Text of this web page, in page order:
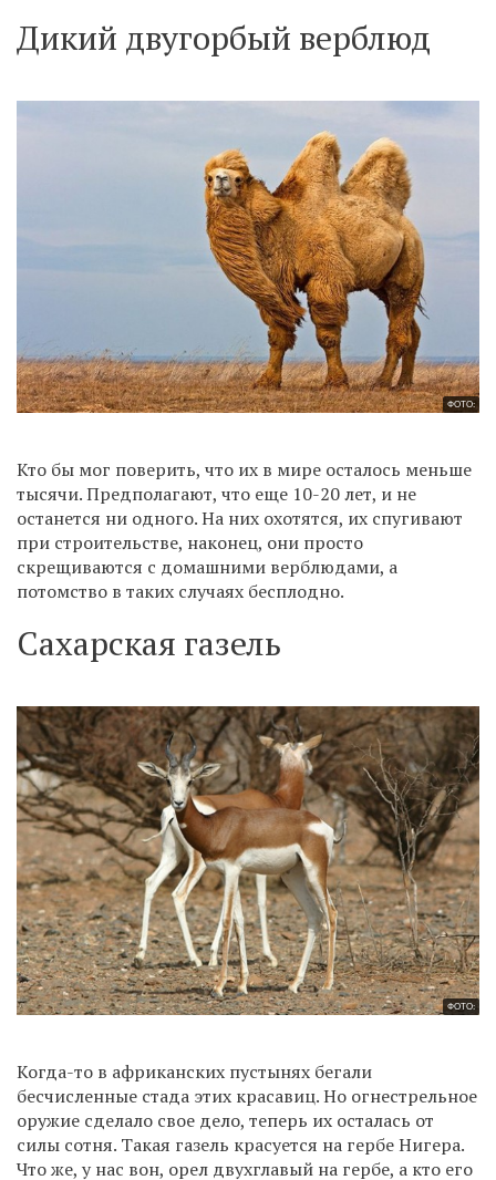
Дикий двугорбый верблюд
ФОТО:
Кто бы мог поверить, что их в мире осталось меньше
тысячи. Предполагают, что еще 10-20 лет, и не
останется ни одного. На них охотятся, их спугивают
при строительстве, наконец, они просто
скрещиваются с домашними верблюдами, а
потомство в таких случаях бесплодно.
Сахарская газель
ФОТО:
Когда-то в африканских пустынях бегали
бесчисленные стада этих красавиц. Но огнестрельное
оружие сделало свое дело, теперь их осталась от
силы сотня. Такая газель красуется на гербе Нигера.
Что же, у нас вон, орел двухглавый на гербе, а кто его